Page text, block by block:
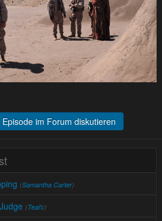
Episode im Forum diskutieren
(Samantha Carter)
(Teal'c)